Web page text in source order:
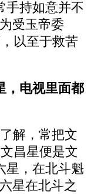
手持如意并不
受玉帝委
以至于救苦
，电视里面都
解，常把文
昌星便是文
星，在北斗魁
星在北斗之